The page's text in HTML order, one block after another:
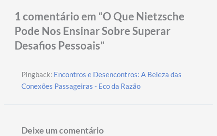
1 comentário em “O Que Nietzsche
Pode Nos Ensinar Sobre Superar
Desafios Pessoais”
Pingback: Encontros e Desencontros: A Beleza das
Conexões Passageiras - Eco da Razão
Deixe um comentário